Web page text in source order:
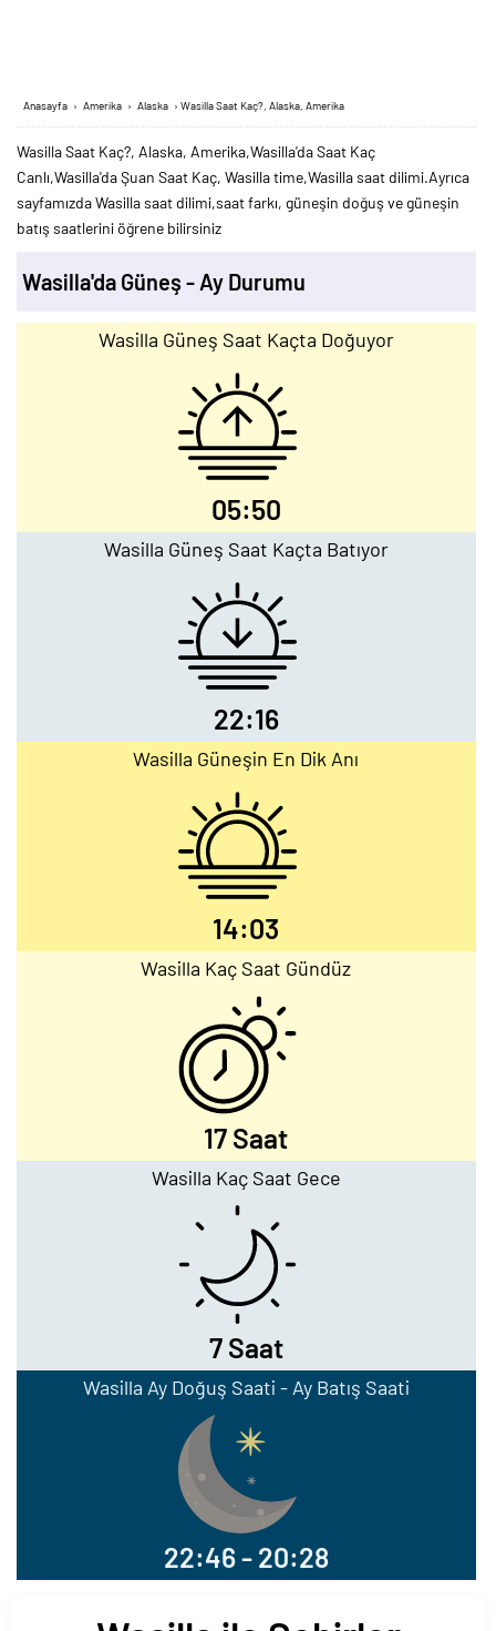
Anasayfa › Amerika › Alaska › Wasilla Saat Kaç?, Alaska, Amerika
Wasilla Saat Kaç?, Alaska, Amerika,Wasilla'da Saat Kaç
Canlı,Wasilla'da Şuan Saat Kaç, Wasilla time,Wasilla saat dilimi.Ayrıca
sayfamızda Wasilla saat dilimi,saat farkı, güneşin doğuş ve güneşin
batış saatlerini öğrene bilirsiniz
Wasilla'da Güneş - Ay Durumu
Wasilla Güneş Saat Kaçta Doğuyor
05:50
Wasilla Güneş Saat Kaçta Batıyor
22:16
Wasilla Güneşin En Dik Anı
14:03
Wasilla Kaç Saat Gündüz
17 Saat
Wasilla Kaç Saat Gece
7 Saat
Wasilla Ay Doğuş Saati - Ay Batış Saati
22:46 - 20:28